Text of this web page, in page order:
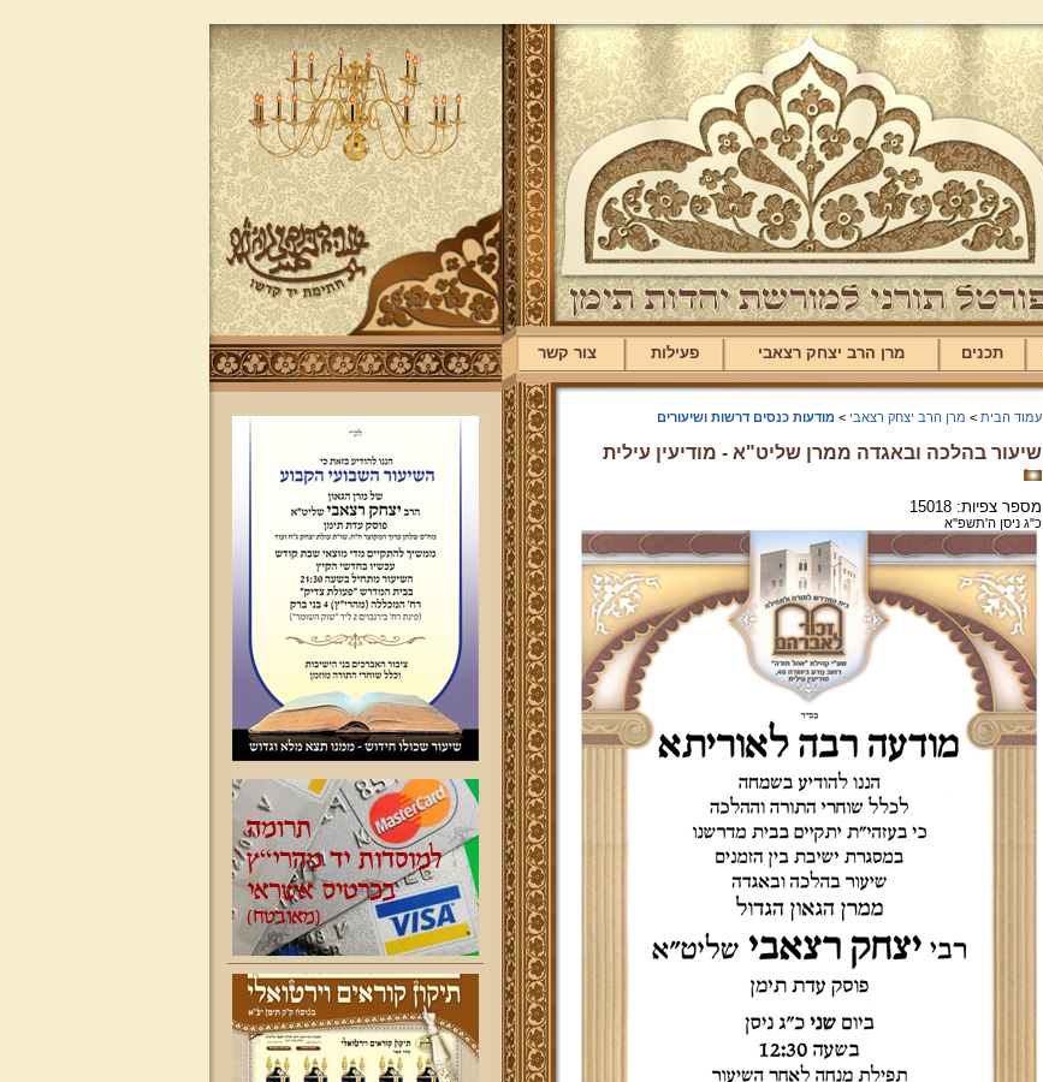
תכנים מרן הרב יצחק רצאבי פעילות צור קשר
עמוד הבית > מרן הרב יצחק רצאבי >מודעות כנסים דרשות ושיעורים
שיעור בהלכה ובאגדה ממרן שליט"א - מודיעין עילית
מספר צפיות: 15018
כ"ג ניסן ה'תשפ''א